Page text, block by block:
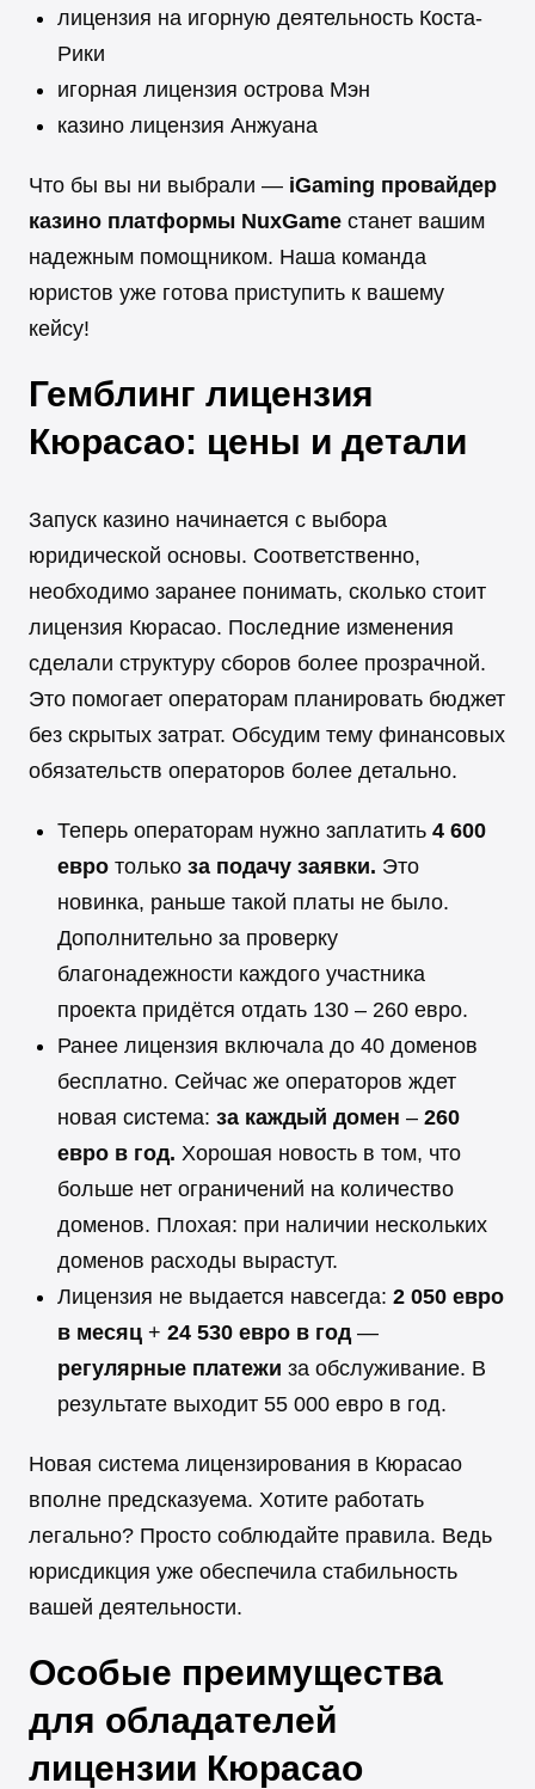
лицензия на игорную деятельность Коста-
Рики
игорная лицензия острова Мэн
казино лицензия Анжуана
Что бы вы ни выбрали — iGaming провайдер
казино платформы NuxGame станет вашим
надежным помощником. Наша команда
юристов уже готова приступить к вашему
кейсу!
Гемблинг лицензия
Кюрасао: цены и детали
Запуск казино начинается с выбора
юридической основы. Соответственно,
необходимо заранее понимать, сколько стоит
лицензия Кюрасао. Последние изменения
сделали структуру сборов более прозрачной.
Это помогает операторам планировать бюджет
без скрытых затрат. Обсудим тему финансовых
обязательств операторов более детально.
Теперь операторам нужно заплатить 4 600
евро только за подачу заявки. Это
новинка, раньше такой платы не было.
Дополнительно за проверку
благонадежности каждого участника
проекта придётся отдать 130 – 260 евро.
Ранее лицензия включала до 40 доменов
бесплатно. Сейчас же операторов ждет
новая система: за каждый домен – 260
евро в год. Хорошая новость в том, что
больше нет ограничений на количество
доменов. Плохая: при наличии нескольких
доменов расходы вырастут.
Лицензия не выдается навсегда: 2 050 евро
в месяц + 24 530 евро в год —
регулярные платежи за обслуживание. В
результате выходит 55 000 евро в год.
Новая система лицензирования в Кюрасао
вполне предсказуема. Хотите работать
легально? Просто соблюдайте правила. Ведь
юрисдикция уже обеспечила стабильность
вашей деятельности.
Особые преимущества
для обладателей
лицензии Кюрасао